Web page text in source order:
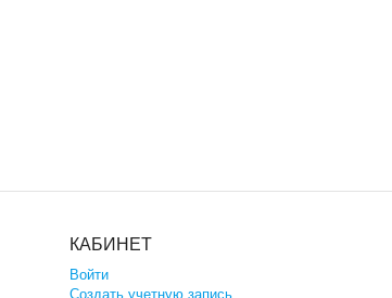
КАБИНЕТ
Войти
Создать учетную запись